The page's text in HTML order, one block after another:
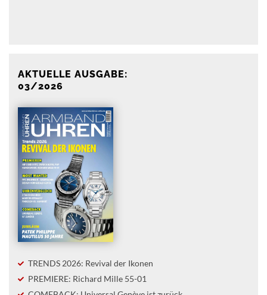
AKTUELLE AUSGABE:
03/2026
TRENDS 2026: Revival der Ikonen
PREMIERE: Richard Mille 55-01